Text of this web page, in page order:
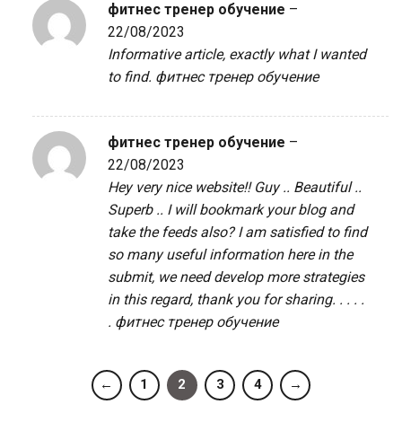
фитнес тренер обучение –
22/08/2023
Informative article, exactly what I wanted
to find. фитнес тренер обучение
фитнес тренер обучение –
22/08/2023
Hey very nice website!! Guy .. Beautiful ..
Superb .. I will bookmark your blog and
take the feeds also? I am satisfied to find
so many useful information here in the
submit, we need develop more strategies
in this regard, thank you for sharing. . . . .
. фитнес тренер обучение
← 1 2 3 4 →